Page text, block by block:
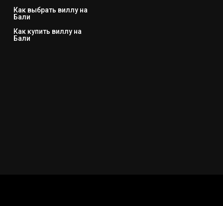
Как выбрать виллу на
Бали
Как купить виллу на
Бали